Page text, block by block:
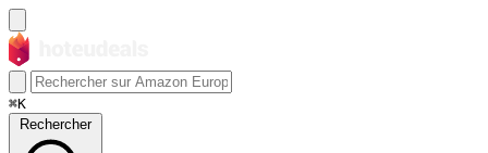
⌘K
Rechercher